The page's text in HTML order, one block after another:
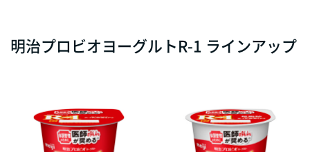
明治プロビオヨーグルトR-1 ラインアップ